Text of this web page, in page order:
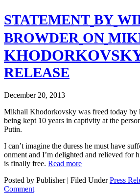
STATEMENT BY
BROWDER ON
RELEASE
December 20, 2013
Mikhail Khodor­kovsky was freed today by
being kept 10 years in cap­tiv­i­ty at the
Putin.
I can’t imag­ine the duress he must have
on­ment and I’m delight­ed and relieved for
is final­ly free. Read more
Posted by Publisher | Filed UnderPress
Comment